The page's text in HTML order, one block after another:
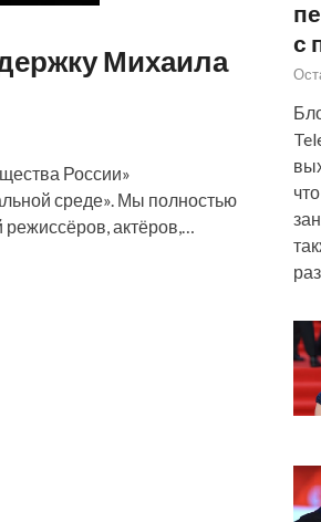
Михаила
России»
среде». Мы полностью
актёров,…
с